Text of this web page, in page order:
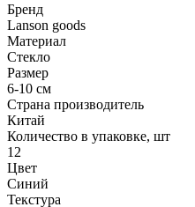
Бренд
Lanson goods
Материал
Стекло
Размер
6-10 см
Страна производитель
Китай
Количество в упаковке, шт
12
Цвет
Синий
Текстура